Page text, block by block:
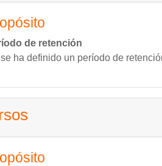
de retención
ha definido un período de